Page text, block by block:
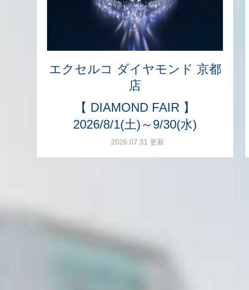
エクセルコ ダイヤモンド 京都
店
【 DIAMOND FAIR 】
2026/8/1(土)～9/30(水)
2026.07.31 更新